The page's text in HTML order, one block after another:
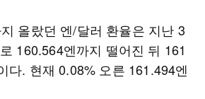
올랐던 엔/달러 환율은 지난 3
160.564엔까지 떨어진 뒤 161
다. 현재 0.08% 오른 161.494엔